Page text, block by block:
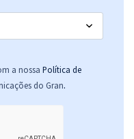
a nossa Política de
do Gran.